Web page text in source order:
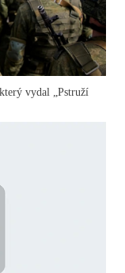
vydal „Pstruží